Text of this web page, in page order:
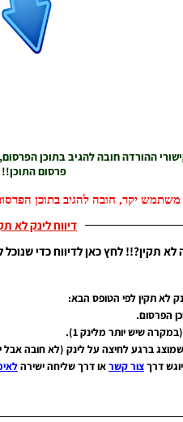
דיווח לינק לא
לא תקין?!! לחץ כאן לדיווח כדי
לא תקין לפי הטופס הבא:
דרךצור קשראו דרך שליחה ישירה